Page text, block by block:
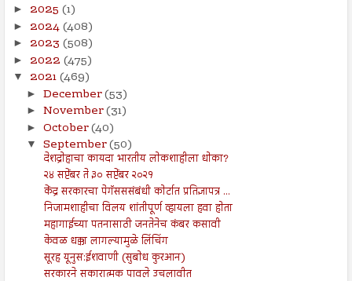
► 2025 (1)
► 2024(408)
► 2023 (508)
► 2022 (475)
▼ 2021(469)
► December(53)
► November(31)
► October(40)
▼ September(50)
देशद्रोहाचा कायदा भारतीय लोकशाहीला धोका?
२४ सप्टेंबर ते ३० सप्टेंबर २०२१
केंद्र सरकारचा पेगॅसससंबंधी कोर्टात प्रतिज्ञापत्र ...
निजामशाहीचा विलय शांतीपूर्ण व्हायला हवा होता
महागाईच्या पतनासाठी जनतेनेच कंबर कसावी
केवळ धक्का लागल्यामुळे लिंचिंग
सूरह यूनुस:ईशवाणी (सुबोध कुरआन)
सरकारने सकारात्मक पावले उचलावीत